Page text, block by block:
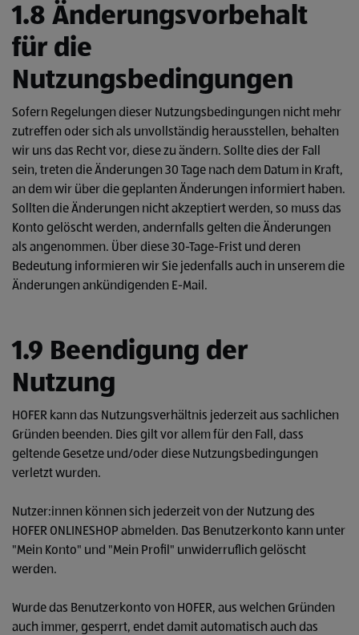
1.8 Änderungsvorbehalt
für die
Nutzungsbedingungen
Sofern Regelungen dieser Nutzungsbedingungen nicht mehr
zutreffen oder sich als unvollständig herausstellen, behalten
wir uns das Recht vor, diese zu ändern. Sollte dies der Fall
sein, treten die Änderungen 30 Tage nach dem Datum in Kraft,
an dem wir über die geplanten Änderungen informiert haben.
Sollten die Änderungen nicht akzeptiert werden, so muss das
Konto gelöscht werden, andernfalls gelten die Änderungen
als angenommen. Über diese 30-Tage-Frist und deren
Bedeutung informieren wir Sie jedenfalls auch in unserem die
Änderungen ankündigenden E-Mail.
1.9 Beendigung der
Nutzung
HOFER kann das Nutzungsverhältnis jederzeit aus sachlichen
Gründen beenden. Dies gilt vor allem für den Fall, dass
geltende Gesetze und/oder diese Nutzungsbedingungen
verletzt wurden.
Nutzer:innen können sich jederzeit von der Nutzung des
HOFER ONLINESHOP abmelden. Das Benutzerkonto kann unter
"Mein Konto" und "Mein Profil" unwiderruflich gelöscht
werden.
Wurde das Benutzerkonto von HOFER, aus welchen Gründen
auch immer, gesperrt, endet damit automatisch auch das